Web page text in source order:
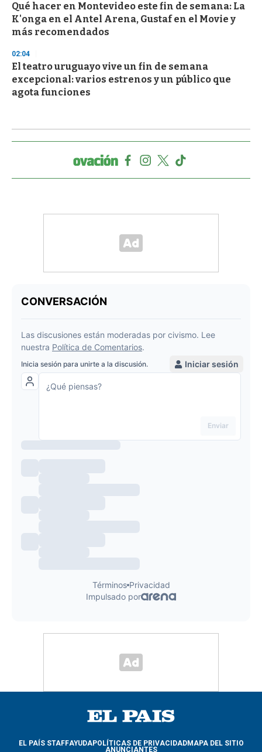
Qué hacer en Montevideo este fin de semana: La
K'onga en el Antel Arena, Gustaf en el Movie y
más recomendados
02:04
El teatro uruguayo vive un fin de semana
excepcional: varios estrenos y un público que
agota funciones
EL PAÍS STAFFAYUDAPOLÍTICAS DE PRIVACIDADMAPA DEL SITIO
ANUNCIANTES